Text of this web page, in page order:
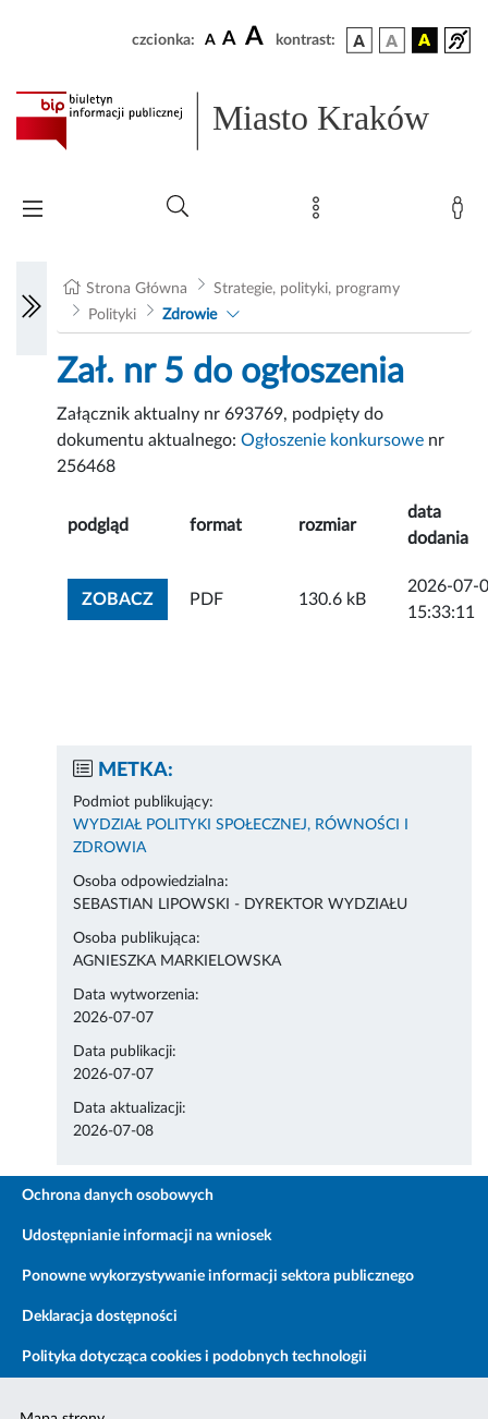
czcionka: A A A kontrast:
Miasto Kraków
Strona Główna
Strategie, polityki, programy
Polityki
Zdrowie
Zał. nr 5 do ogłoszenia
Załącznik aktualny nr 693769, podpięty do
dokumentu aktualnego:Ogłoszenie konkursowe nr
256468
podgląd format rozmiar
data
dodania
ZOBACZZOBACZ ZAŁĄCZNIK
PDF 130.6 kB
2026-07-
15:33:11
METKA:
Podmiot publikujący:
WYDZIAŁ POLITYKI SPOŁECZNEJ, RÓWNOŚCI I
ZDROWIA
Osoba odpowiedzialna:
SEBASTIAN LIPOWSKI - DYREKTOR WYDZIAŁU
Osoba publikująca:
AGNIESZKA MARKIELOWSKA
Data wytworzenia:
2026-07-07
Data publikacji:
2026-07-07
Data aktualizacji:
2026-07-08
Ochrona danych osobowych
Udostępnianie informacji na wniosek
Ponowne wykorzystywanie informacji sektora publicznego
Deklaracja dostępności
Polityka dotycząca cookies i podobnych technologii